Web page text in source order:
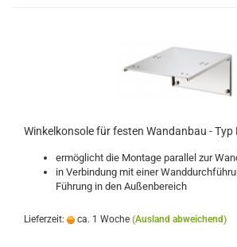
Winkelkonsole für festen Wandanbau - Typ
ermöglicht die Montage parallel zur
in Verbindung mit einer
Führung in den Außenbereich
Lieferzeit: ca. 1 Woche (Ausland abweichend)